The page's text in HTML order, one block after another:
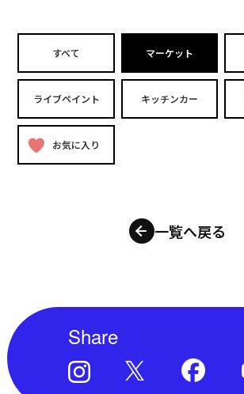
すべて マーケット
ライブペイント キッチンカー
お気に入り
一覧へ戻る
Share